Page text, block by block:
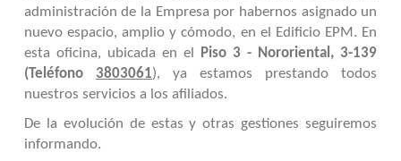
administración de la Empresa por habernos asignado un
nuevo espacio, amplio y cómodo, en el Edificio EPM. En
esta oficina, ubicada en el
Piso 3 - Nororiental, 3-139
(Teléfono 3803061), ya estamos prestando todos
nuestros servicios a los afiliados.
De la evolución de estas y otras gestiones seguiremos
informando.